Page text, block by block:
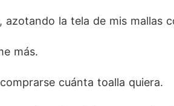
la tela de mis mallas
más.
cuánta toalla quiera.